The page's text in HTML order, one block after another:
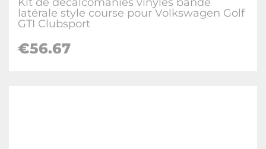
latérale style course pour Volkswagen Golf
GTI Clubsport
€56.67